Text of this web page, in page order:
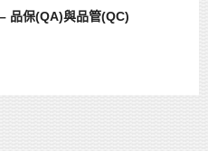
品保(QA)與品管(QC)